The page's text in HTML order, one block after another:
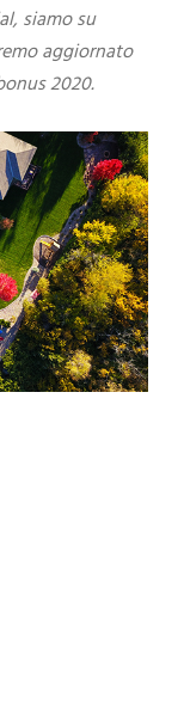
siamo su
aggiornato
2020.